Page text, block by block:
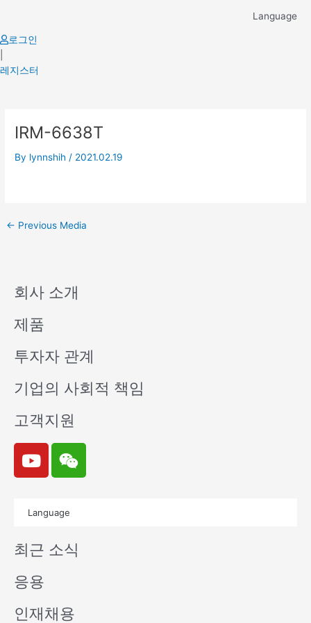
content
Language
로그인
레지스터
IRM-6638T
By lynnshih / 2021.02.19
navigation
← Previous Media
회사 소개
제품
투자자 관계
기업의 사회적 책임
고객지원
Y
o
u
e
W
e
i
n
Language
최근 소식
응용
인재채용